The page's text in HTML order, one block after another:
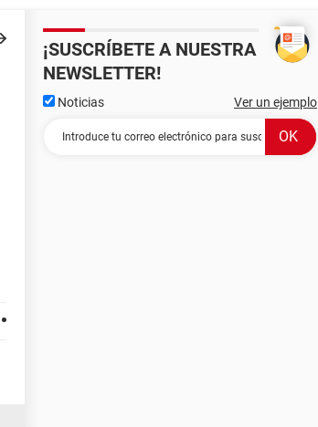
¡SUSCRÍBETE A NUESTRA
NEWSLETTER!
Noticias Ver un ejemplo